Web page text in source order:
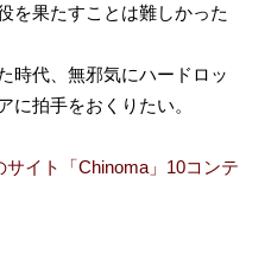
を果たすことは難しかった
時代、無邪気にハードロッ
に拍手をおくりたい。
イト「Chinoma」10コンテ